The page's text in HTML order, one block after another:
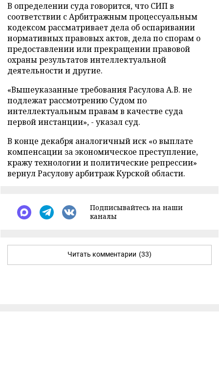
В определении суда говорится, что СИП в
соответствии с Арбитражным процессуальным
кодексом рассматривает дела об оспаривании
нормативных правовых актов, дела по спорам о
предоставлении или прекращении правовой
охраны результатов интеллектуальной
деятельности и другие.
«Вышеуказанные требования Расулова А.В. не
подлежат рассмотрению Судом по
интеллектуальным правам в качестве суда
первой инстанции», - указал суд.
В конце декабря аналогичный иск «о выплате
компенсации за экономическое преступление,
кражу технологии и политические репрессии»
вернул Расулову арбитраж Курской области.
Подписывайтесь на наши
каналы
Читать комментарии (33)